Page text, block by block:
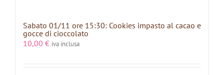
Sabato 01/11 ore 15:30: Cookies impasto al cacao e
gocce di cioccolato
10,00 € iva inclusa